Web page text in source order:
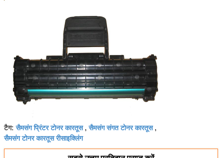
टैग:सैमसंग प्रिंटर टोनर कारतूस,सैमसंग संगत टोनर कारतूस,
सैमसंग टोनर कारतूस रीसाइक्लिंग